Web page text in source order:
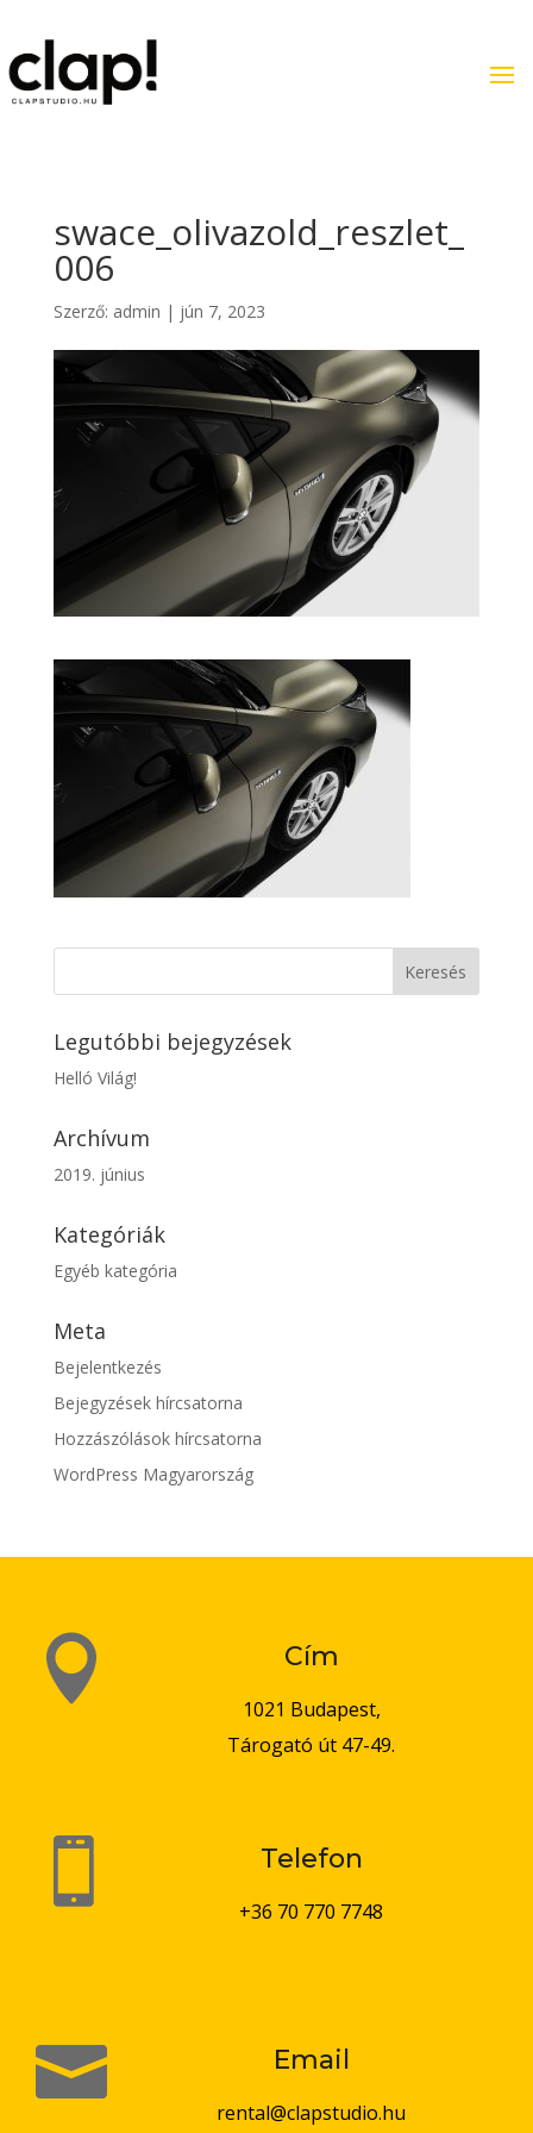
swace_olivazold_reszlet_
006
Szerző: admin | jún 7, 2023
Legutóbbi bejegyzések
Helló Világ!
Archívum
2019. június
Kategóriák
Egyéb kategória
Meta
Bejelentkezés
Bejegyzések hírcsatorna
Hozzászólások hírcsatorna
WordPress Magyarország
 Cím
1021 Budapest,
Tárogató út 47-49.
 Telefon
+36 70 770 7748
 Email
rental@clapstudio.hu